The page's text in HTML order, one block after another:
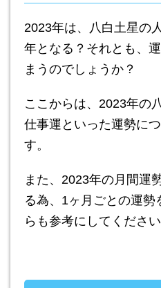
2023年は、八白土星の
年となる？それとも、
まうのでしょうか？
ここからは、2023年の
仕事運といった運勢に
す。
また、2023年の月間運
る為、1ヶ月ごとの運勢
らも参考にしてください